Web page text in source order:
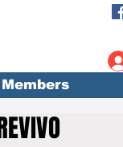
Members